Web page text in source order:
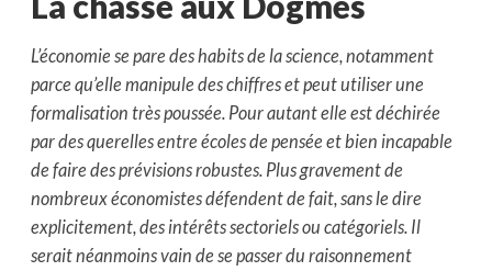
L’économie se pare des habits de la science, notamment
parce qu’elle manipule des chiffres et peut utiliser une
formalisation très poussée. Pour autant elle est déchirée
par des querelles entre écoles de pensée et bien incapable
de faire des prévisions robustes. Plus gravement de
nombreux économistes défendent de fait, sans le dire
explicitement, des intérêts sectoriels ou catégoriels. Il
serait néanmoins vain de se passer du raisonnement